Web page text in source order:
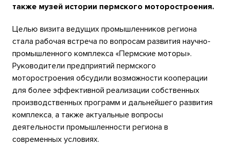
также музей истории пермского моторостроения.
Целью визита ведущих промышленников региона
стала рабочая встреча по вопросам развития научно-
промышленного комплекса «Пермские моторы».
Руководители предприятий пермского
моторостроения обсудили возможности кооперации
для более эффективной реализации собственных
производственных программ и дальнейшего развития
комплекса, а также актуальные вопросы
деятельности промышленности региона в
современных условиях.